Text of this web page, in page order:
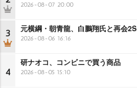
2026-08-07 20:00
3 元横綱・朝青龍、白鵬翔氏と再会2S
2026-08-06 16:16
4
研ナオコ、コンビニで買う商品
2026-08-05 15:10